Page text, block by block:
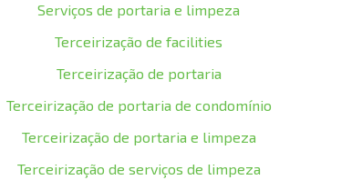
Serviços de portaria e limpeza
Terceirização de facilities
Terceirização de portaria
Terceirização de portaria de condomínio
Terceirização de portaria e limpeza
Terceirização de serviços de limpeza